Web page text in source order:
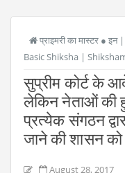
प्राइमरी का मास्टर ●
Basic Shiksha |
सुप्रीम कोर्ट के
लेकिन नेताओं की
प्रत्येक संगठन
जाने की शासन को
August 28, 2017